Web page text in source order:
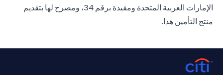
الإمارات العربية المتحدة ومقيدة برقم 34، ومصرح لها بتقديم
منتج التأمين هذا.